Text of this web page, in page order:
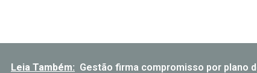
Leia Também: Gestão firma compromisso por plano